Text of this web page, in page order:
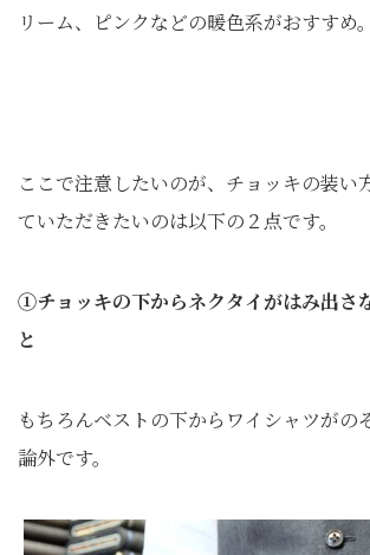
リーム、ピンクなどの暖色系がおすすめ。
ここで注意したいのが、チョッキの装い
ていただきたいのは以下の２点です。
①チョッキの下からネクタイがはみ出さ
と
もちろんベストの下からワイシャツがの
論外です。